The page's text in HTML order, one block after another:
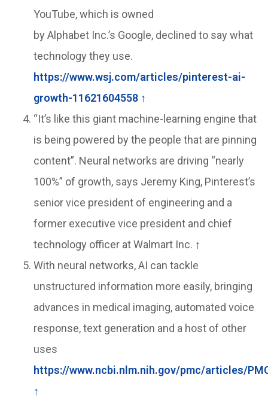
YouTube, which is owned
by Alphabet Inc.’s Google, declined to say what
technology they use.
https://www.wsj.com/articles/pinterest-ai-
growth-11621604558 ↑
“It’s like this giant machine-learning engine that
is being powered by the people that are pinning
content”. Neural networks are driving “nearly
100%” of growth, says Jeremy King, Pinterest’s
senior vice president of engineering and a
former executive vice president and chief
technology officer at Walmart Inc. ↑
With neural networks, AI can tackle
unstructured information more easily, bringing
advances in medical imaging, automated voice
response, text generation and a host of other
uses
https://www.ncbi.nlm.nih.gov/pmc/articles/
↑